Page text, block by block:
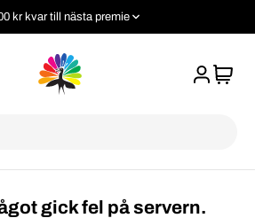
kr kvar till nästa premie
gick fel på servern.